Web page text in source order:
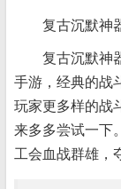
复古沉默神
复古沉默神
手游，经典的战
玩家更多样的战
来多多尝试一下
工会血战群雄，